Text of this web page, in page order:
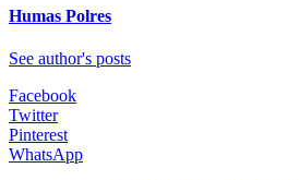
Humas Polres
See author's posts
Facebook
Twitter
Pinterest
WhatsApp